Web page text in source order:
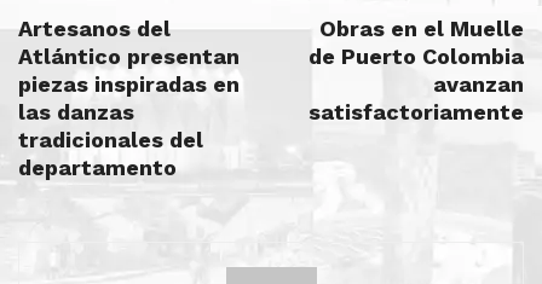
Artesanos del
Atlántico presentan
piezas inspiradas en
las danzas
tradicionales del
departamento
Obras en el Muelle
de Puerto Colombia
avanzan
satisfactoriamente